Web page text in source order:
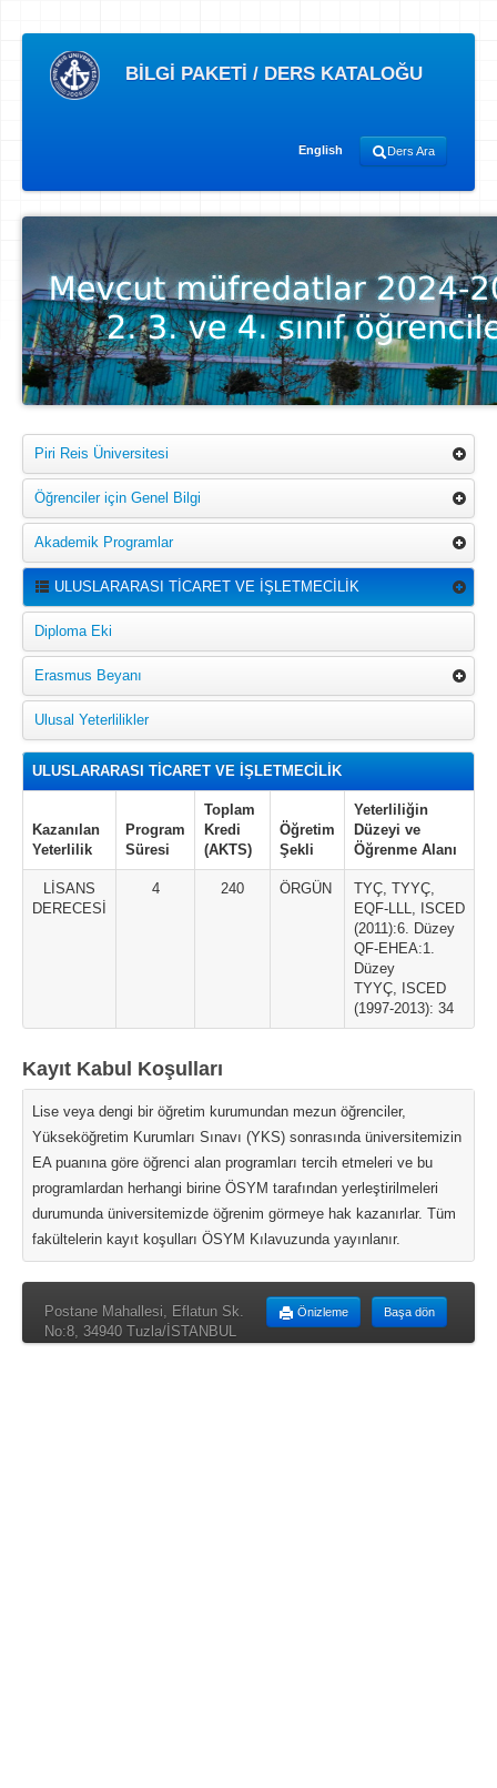
BİLGİ PAKETİ / DERS KATALOĞU
English Ders Ara
Piri Reis Üniversitesi
Öğrenciler için Genel Bilgi
Akademik Programlar
ULUSLARARASI TİCARET VE İŞLETMECİLİK
Diploma Eki
Erasmus Beyanı
Ulusal Yeterlilikler
ULUSLARARASI TİCARET VE İŞLETMECİLİK
Kazanılan
Yeterlilik
Program
Süresi
Toplam
Kredi
(AKTS)
Öğretim
Şekli
Yeterliliğin
Düzeyi ve
Öğrenme Alanı
LİSANS
DERECESİ
4 240 ÖRGÜN
TYÇ, TYYÇ,
EQF-LLL, ISCED
(2011):6. Düzey
QF-EHEA:1.
Düzey
TYYÇ, ISCED
(1997-2013): 34
Kayıt Kabul Koşulları
Lise veya dengi bir öğretim kurumundan mezun öğrenciler,
Yükseköğretim Kurumları Sınavı (YKS) sonrasında üniversitemizin
EA puanına göre öğrenci alan programları tercih etmeleri ve bu
programlardan herhangi birine ÖSYM tarafından yerleştirilmeleri
durumunda üniversitemizde öğrenim görmeye hak kazanırlar. Tüm
fakültelerin kayıt koşulları ÖSYM Kılavuzunda yayınlanır.
Başa dön
Önizleme
Postane Mahallesi, Eflatun Sk.
No:8, 34940 Tuzla/İSTANBUL